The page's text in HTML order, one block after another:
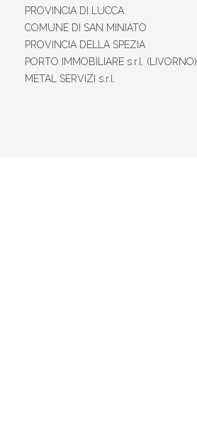
PROVINCIA DI LUCCA
COMUNE DI SAN MINIATO
PROVINCIA DELLA SPEZIA
PORTO IMMOBILIARE s.r.l. (LIVORNO)
METAL SERVIZI s.r.l.